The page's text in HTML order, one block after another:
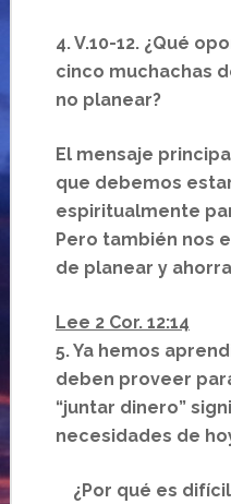
4. V.10-12. ¿Qué
cinco muchachas
no planear?
El mensaje
que debemos
espiritualmente
Pero también nos
de planear y
Lee 2 Cor. 12:14
5. Ya hemos
deben proveer
“juntar dinero”
necesidades de
¿Por qué es